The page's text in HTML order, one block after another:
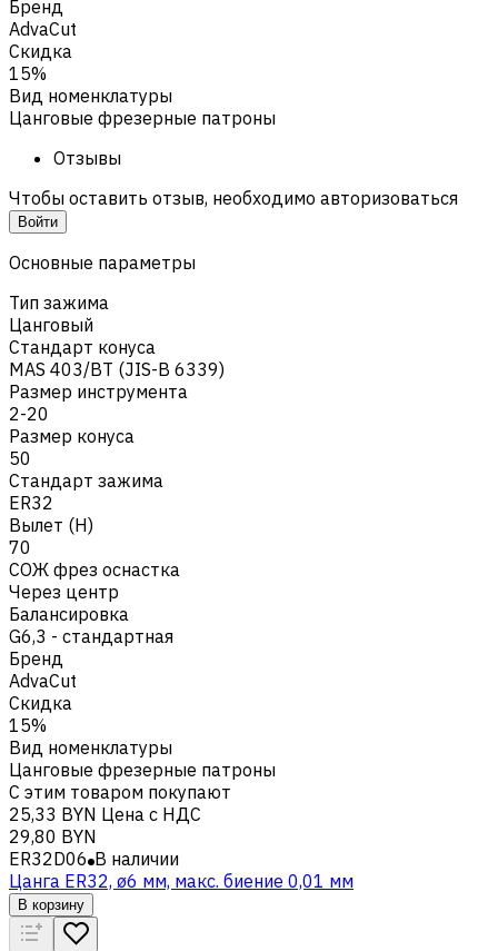
Бренд
AdvaCut
Скидка
15%
Вид номенклатуры
Цанговые фрезерные патроны
Отзывы
Чтобы оставить отзыв, необходимо авторизоваться
Войти
Основные параметры
Тип зажима
Цанговый
Стандарт конуса
MAS 403/BT (JIS-B 6339)
Размер инструмента
2-20
Размер конуса
50
Стандарт зажима
ER32
Вылет (H)
70
СОЖ фрез оснастка
Через центр
Балансировка
G6,3 - стандартная
Бренд
AdvaCut
Скидка
15%
Вид номенклатуры
Цанговые фрезерные патроны
С этим товаром покупают
25,33 BYN Цена с НДС
29,80 BYN
ER32D06 В наличии
Цанга ER32, ø6 мм, макс. биение 0,01 мм
В корзину